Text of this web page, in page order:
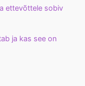
ettevõttele sobiv
ja kas see on